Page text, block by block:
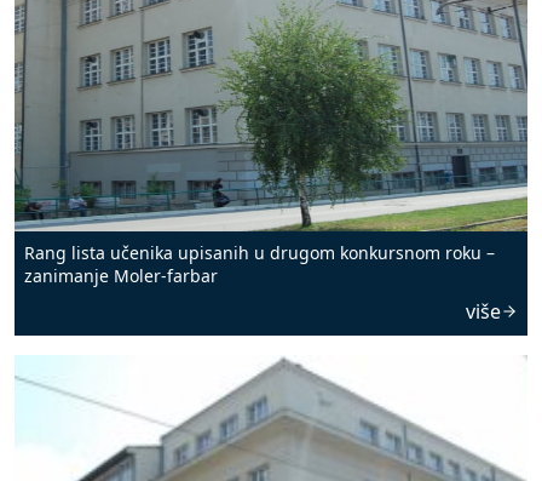
Rang lista učenika upisanih u drugom konkursnom roku –
zanimanje Moler-farbar
više